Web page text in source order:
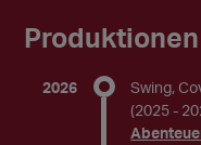
2026
Swing,
(2025 -